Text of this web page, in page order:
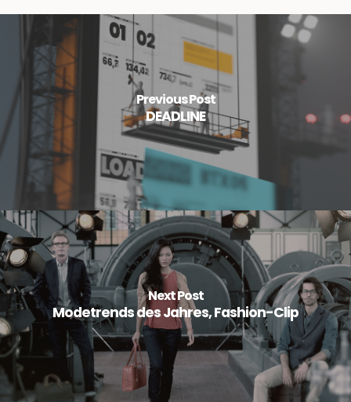
Previous Post
DEADLINE
Next Post
Modetrends des Jahres, Fashion-Clip